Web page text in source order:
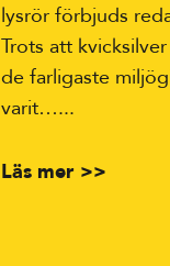
lysrör förbjuds
Trots att
de farligaste
varit…...
Läs mer